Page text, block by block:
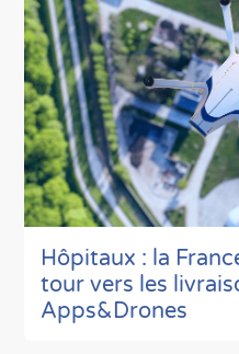
Hôpitaux : la
tour vers les
Apps&Drones